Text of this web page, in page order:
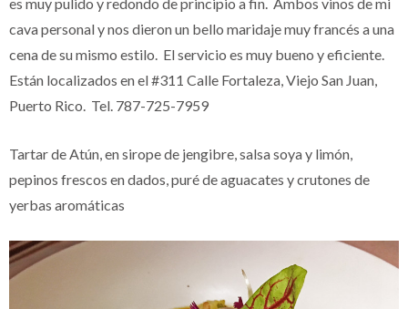
cava personal y nos dieron un bello maridaje muy francés a una
cena de su mismo estilo. El servicio es muy bueno y eficiente.
Están localizados en el #311 Calle Fortaleza, Viejo San Juan,
Puerto Rico. Tel. 787-725-7959
Tartar de Atún, en sirope de jengibre, salsa soya y limón,
pepinos frescos en dados, puré de aguacates y crutones de
yerbas aromáticas